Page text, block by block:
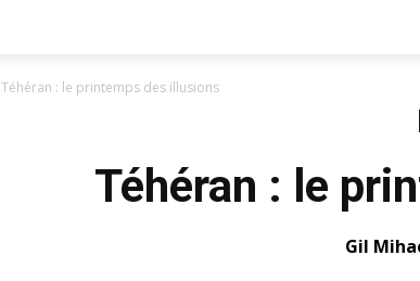
Téhéran : le printemps des illusions
Téhéran : le
Gil